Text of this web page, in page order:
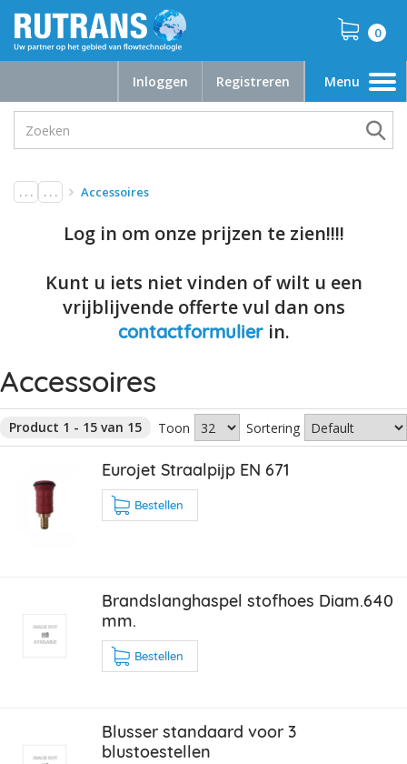
0
Inloggen Registreren
Toggle
navigation
Menu
. . . . . . Accessoires
Log in om onze prijzen te zien!!!!
Kunt u iets niet vinden of wilt u een
vrijblijvende offerte vul dan ons
contactformulier in.
Accessoires
Product 1 - 15 van 15 Toon Sortering
Eurojet Straalpijp EN 671
Bestellen
Brandslanghaspel stofhoes Diam.640
mm.
Bestellen
Blusser standaard voor 3
blustoestellen